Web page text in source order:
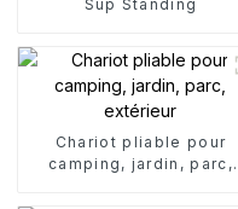
Sup Standing
Chariot pliable pour
camping, jardin, parc,